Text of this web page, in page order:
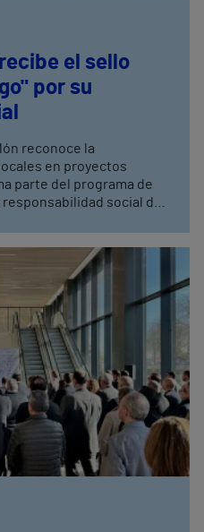
el sello
por su
reconoce la
en proyectos
parte del programa de
social de